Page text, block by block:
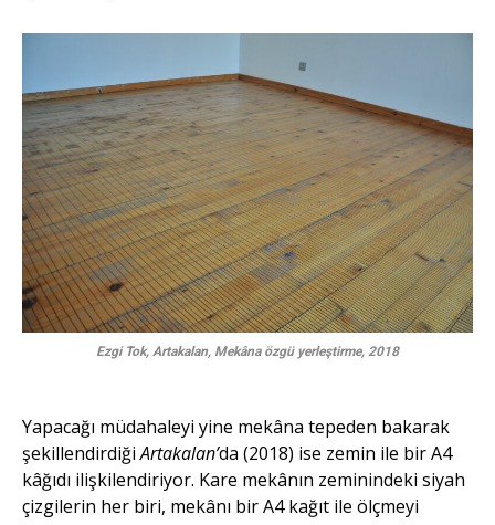
Ezgi Tok, Artakalan, Mekâna özgü yerleştirme, 2018
Yapacağı müdahaleyi yine mekâna tepeden bakarak
şekillendirdiğiArtakalan’da (2018) ise zemin ile bir A4
kâğıdı ilişkilendiriyor. Kare mekânın zeminindeki siyah
çizgilerin her biri, mekânı bir A4 kağıt ile ölçmeyi